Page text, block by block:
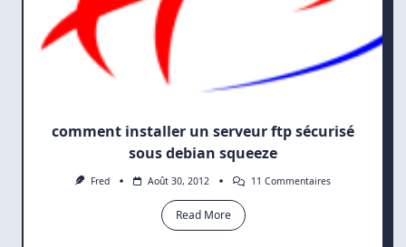
comment installer un serveur ftp sécurisé
sous debian squeeze
Fred Août 30, 2012 11 CommentairesSur
Read More